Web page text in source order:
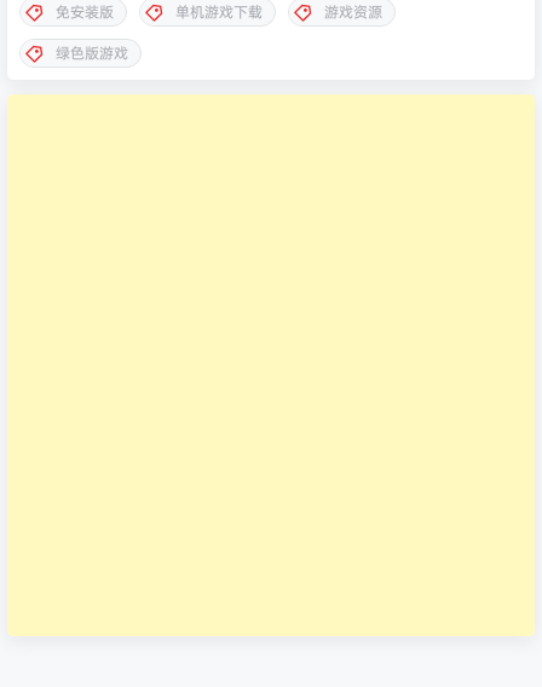
免安装版
单机游戏下载
游戏资源
绿色版游戏